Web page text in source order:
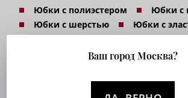
Юбки с полиэстером
Юбки с
Юбки с шерстью
Юбки с
Ваш город Москва?